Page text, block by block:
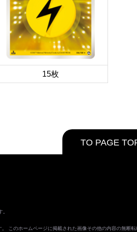
15枚
TO PAGE
このホームページに掲載された画像その他の内容の無断転